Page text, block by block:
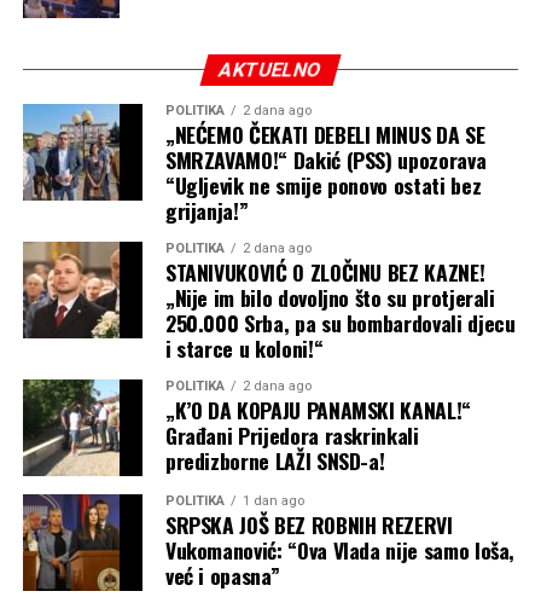
AKTUELNO
POLITIKA 2 dana ago
„NEĆEMO ČEKATI DEBELI MINUS DA SE
SMRZAVAMO!“ Dakić (PSS) upozorava
“Ugljevik ne smije ponovo ostati bez
grijanja!”
POLITIKA 2 dana ago
STANIVUKOVIĆ O ZLOČINU BEZ KAZNE!
„Nije im bilo dovoljno što su protjerali
250.000 Srba, pa su bombardovali djecu
i starce u koloni!“
POLITIKA 2 dana ago
„K’O DA KOPAJU PANAMSKI KANAL!“
Građani Prijedora raskrinkali
predizborne LAŽI SNSD-a!
POLITIKA 1 dan ago
SRPSKA JOŠ BEZ ROBNIH REZERVI
Vukomanović: “Ova Vlada nije samo loša,
već i opasna”